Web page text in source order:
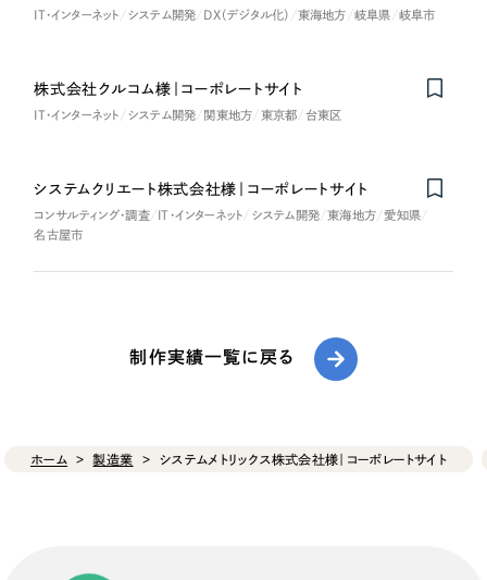
IT・インターネット システム開発 DX（デジタル化） 東海地方 岐阜県 岐阜市
Nominee
株式会社クルコム様｜コーポレートサイト
IT・インターネット システム開発 関東地方 東京都 台東区
システムクリエート株式会社様｜コーポレートサイト
コンサルティング・調査 IT・インターネット システム開発 東海地方
愛知県
名古屋市
制作実績一覧に戻る
ホーム 製造業 システムメトリックス株式会社様｜コーポレートサイト